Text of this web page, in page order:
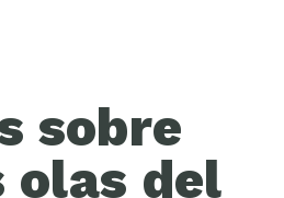
sobre
olas del